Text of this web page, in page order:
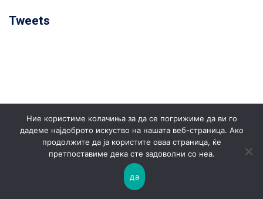
Tweets
© 2022 Filagrupa Co. / All rights reserved
Политика на приватност
Политика на колачиња
Ние користиме колачиња за да се погрижиме да ви го
дадеме најдоброто искуство на нашата веб-страница. Ако
продолжите да ја користите оваа страница, ќе
претпоставиме дека сте задоволни со неа.
да